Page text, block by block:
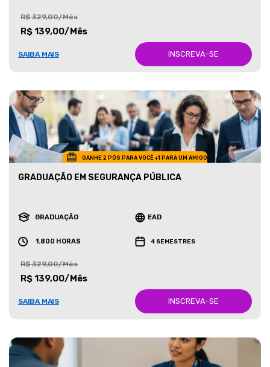
R$ 329,00/Mês
R$ 139,00/Mês
SAIBA MAIS INSCREVA-SE
GANHE 2 PÓS PARA VOCÊ +1 PARA UM AMIGO
GRADUAÇÃO EM SEGURANÇA PÚBLICA
GRADUAÇÃO EAD
1.800 HORAS 4 SEMESTRES
R$ 329,00/Mês
R$ 139,00/Mês
SAIBA MAIS INSCREVA-SE